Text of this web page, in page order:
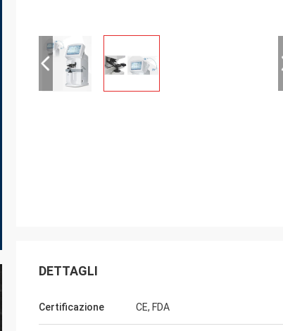
Bob
DETTAGLI
Certificazione CE, FDA